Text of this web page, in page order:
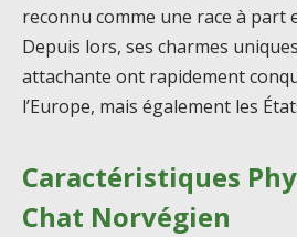
reconnu comme une race à part
Depuis lors, ses charmes
attachante ont rapidement
l’Europe, mais également les
Caractéristiques
Chat Norvégien